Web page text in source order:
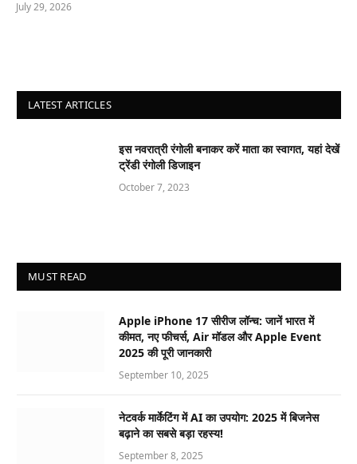
July 29, 2026
LATEST ARTICLES
इस नवरात्री रंगोली बनाकर करें माता का स्वागत, यहां देखें
ट्रेंडी रंगोली डिजाइन
October 7, 2023
MUST READ
Apple iPhone 17 सीरीज लॉन्च: जानें भारत में
कीमत, नए फीचर्स, Air मॉडल और Apple Event
2025 की पूरी जानकारी
September 10, 2025
नेटवर्क मार्केटिंग में AI का उपयोग: 2025 में बिजनेस
बढ़ाने का सबसे बड़ा रहस्य!
September 8, 2025